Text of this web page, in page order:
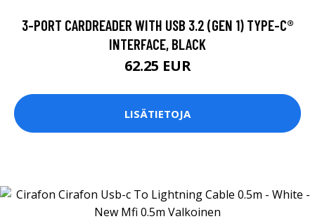
3-PORT CARDREADER WITH USB 3.2 (GEN 1) TYPE-C®
INTERFACE, BLACK
62.25 EUR
LISÄTIETOJA